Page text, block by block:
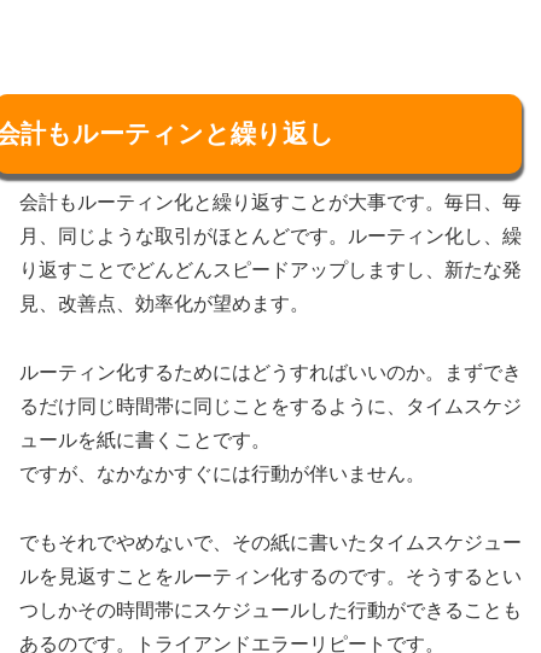
計もルーティンと繰り返し
会計もルーティン化と繰り返すことが大事です。毎日、毎
月、同じような取引がほとんどです。ルーティン化し、繰
り返すことでどんどんスピードアップしますし、新たな発
見、改善点、効率化が望めます。
ルーティン化するためにはどうすればいいのか。まずでき
るだけ同じ時間帯に同じことをするように、タイムスケジ
ュールを紙に書くことです。
ですが、なかなかすぐには行動が伴いません。
でもそれでやめないで、その紙に書いたタイムスケジュー
ルを見返すことをルーティン化するのです。そうするとい
つしかその時間帯にスケジュールした行動ができることも
あるのです。トライアンドエラーリピートです。